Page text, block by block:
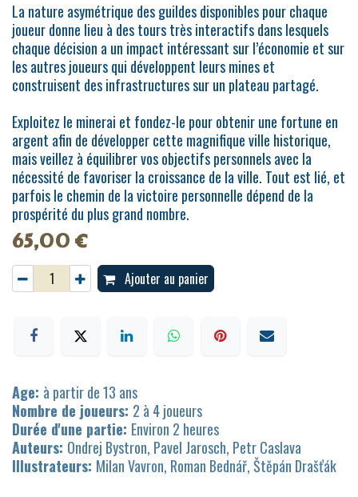
La nature asymétrique des guildes disponibles pour chaque
joueur donne lieu à des tours très interactifs dans lesquels
chaque décision a un impact intéressant sur l’économie et sur
les autres joueurs qui développent leurs mines et
construisent des infrastructures sur un plateau partagé.
Exploitez le minerai et fondez-le pour obtenir une fortune en
argent afin de développer cette magnifique ville historique,
mais veillez à équilibrer vos objectifs personnels avec la
nécessité de favoriser la croissance de la ville. Tout est lié, et
parfois le chemin de la victoire personnelle dépend de la
prospérité du plus grand nombre.
65,00€
Ajouter au panier
Age: à partir de 13 ans
Nombre de joueurs: 2 à 4 joueurs
Durée d'une partie: Environ 2 heures
Auteurs: Ondrej Bystron, Pavel Jarosch, Petr Caslava
Illustrateurs: Milan Vavron, Roman Bednář, Štěpán Drašťák